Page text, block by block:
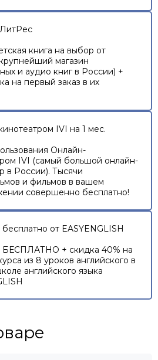
ЛитРес
книга на выбор от
магазин
и аудио книг в России) +
на первый заказ в их
IVI на 1 мес.
Онлайн-
IVI (самый большой онлайн-
в России). Тысячи
и фильмов в вашем
совершенно бесплатно!
бесплатно от EASYENGLISH
БЕСПЛАТНО + скидка 40% на
из 8 уроков английского в
английского языка